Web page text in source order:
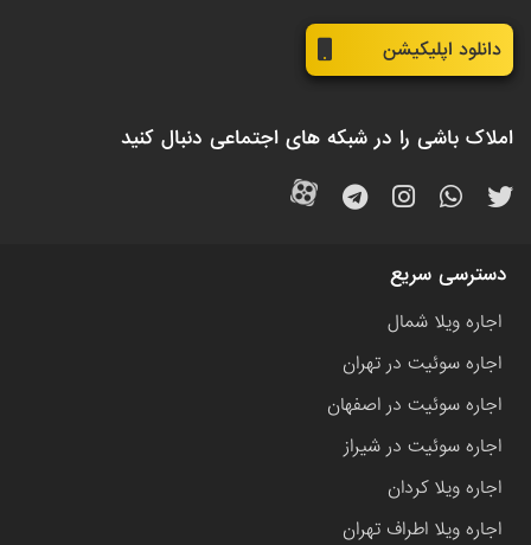
دانلود اپلیکیشن
املاک باشی را در شبکه های اجتماعی دنبال کنید
دسترسی سریع
اجاره ویلا شمال
اجاره سوئیت در تهران
اجاره سوئیت در اصفهان
اجاره سوئیت در شیراز
اجاره ویلا کردان
اجاره ویلا اطراف تهران